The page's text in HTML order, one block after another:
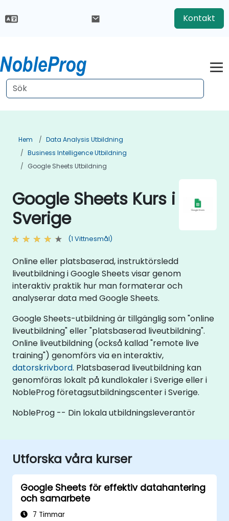
Kontakt
Hem
Data Analysis Utbildning
Business Intelligence Utbildning
Google Sheets Utbildning
Google Sheets Kurs i
Sverige
(1 Vittnesmål)
Online eller platsbaserad, instruktörsledd
liveutbildning i Google Sheets visar genom
interaktiv praktik hur man formaterar och
analyserar data med Google Sheets.
Google Sheets-utbildning är tillgänglig som "online
liveutbildning" eller "platsbaserad liveutbildning".
Online liveutbildning (också kallad "remote live
training") genomförs via en interaktiv,
datorskrivbord. Platsbaserad liveutbildning kan
genomföras lokalt på kundlokaler i Sverige eller i
NobleProg företagsutbildningscenter i Sverige.
NobleProg -- Din lokala utbildningsleverantör
Utforska våra kurser
Google Sheets för effektiv datahantering
och samarbete
7 Timmar